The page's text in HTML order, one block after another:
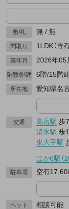
敷/礼 無 / 無
間取り 1LDK（専
築年月 2026年05
階数/階建 6階/15階
所在地 愛知県名
交通 高岳駅 歩
清水駅 歩
東大手駅
ほか6駅（
駐車場 空有
ペット 相談可能